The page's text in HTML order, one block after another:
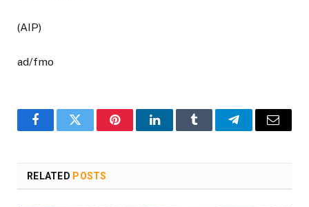
(AIP)
ad/fmo
FacebookTwitter PinterestLinkedInTumblr TelegramEmail
RELATED POSTS